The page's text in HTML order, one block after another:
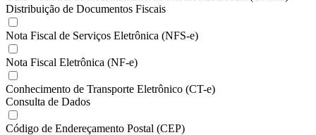
Distribuição de Documentos Fiscais
Nota Fiscal de Serviços Eletrônica (NFS-e)
Nota Fiscal Eletrônica (NF-e)
Conhecimento de Transporte Eletrônico (CT-e)
Consulta de Dados
Código de Endereçamento Postal (CEP)